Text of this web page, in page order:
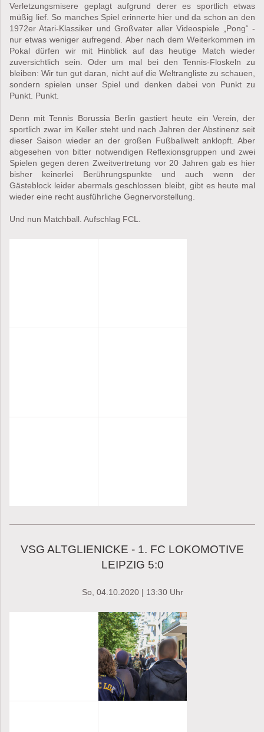
Verletzungsmisere geplagt aufgrund derer es sportlich etwas
müßig lief. So manches Spiel erinnerte hier und da schon an den
1972er Atari-Klassiker und Großvater aller Videospiele „Pong“ -
nur etwas weniger aufregend. Aber nach dem Weiterkommen im
Pokal dürfen wir mit Hinblick auf das heutige Match wieder
zuversichtlich sein. Oder um mal bei den Tennis-Floskeln zu
bleiben: Wir tun gut daran, nicht auf die Weltrangliste zu schauen,
sondern spielen unser Spiel und denken dabei von Punkt zu
Punkt. Punkt.
Denn mit Tennis Borussia Berlin gastiert heute ein Verein, der
sportlich zwar im Keller steht und nach Jahren der Abstinenz seit
dieser Saison wieder an der großen Fußballwelt anklopft. Aber
abgesehen von bitter notwendigen Reflexionsgruppen und zwei
Spielen gegen deren Zweitvertretung vor 20 Jahren gab es hier
bisher keinerlei Berührungspunkte und auch wenn der
Gästeblock leider abermals geschlossen bleibt, gibt es heute mal
wieder eine recht ausführliche Gegnervorstellung.
Und nun Matchball. Aufschlag FCL.
VSG ALTGLIENICKE - 1. FC LOKOMOTIVE
LEIPZIG 5:0
So, 04.10.2020 | 13:30 Uhr